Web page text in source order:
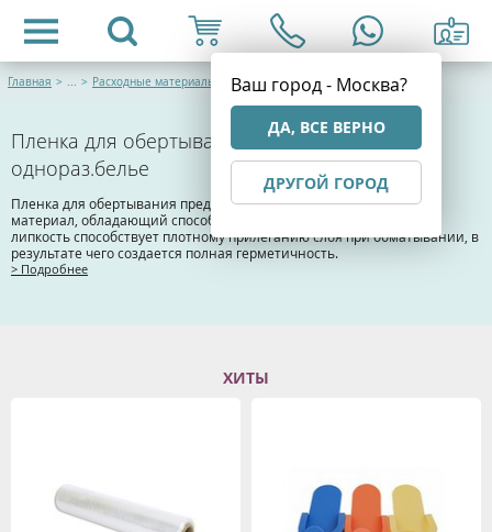
Ваш город - Москва?
ДА, ВСЕ ВЕРНО
ДРУГОЙ ГОРОД
Главная > ... > Расходные материалы и одноразовая продукция
Пленка для обертывания / простыни /
однораз.белье
Пленка для обертывания представляет собой полиэтиленовый
материал, обладающий способностью растягиваться. Высокая
липкость способствует плотному прилеганию слоя при обматывании, в
результате чего создается полная герметичность.
> Подробнее
ХИТЫ